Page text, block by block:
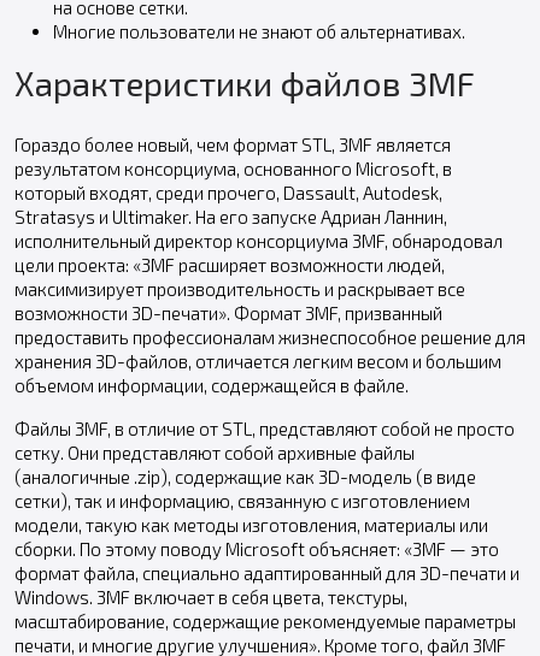
на основе сетки.
Многие пользователи не знают об альтернативах.
Характеристики файлов 3MF
Гораздо более новый, чем формат STL, 3MF является
результатом консорциума, основанного Microsoft, в
который входят, среди прочего, Dassault, Autodesk,
Stratasys и Ultimaker. На его запуске Адриан Ланнин,
исполнительный директор консорциума 3MF, обнародовал
цели проекта: «3MF расширяет возможности людей,
максимизирует производительность и раскрывает все
возможности 3D-печати». Формат 3MF, призванный
предоставить профессионалам жизнеспособное решение для
хранения 3D-файлов, отличается легким весом и большим
объемом информации, содержащейся в файле.
Файлы 3MF, в отличие от STL, представляют собой не просто
сетку. Они представляют собой архивные файлы
(аналогичные .zip), содержащие как 3D-модель (в виде
сетки), так и информацию, связанную с изготовлением
модели, такую как методы изготовления, материалы или
сборки. По этому поводу Microsoft объясняет: «3MF — это
формат файла, специально адаптированный для 3D-печати и
Windows. 3MF включает в себя цвета, текстуры,
масштабирование, содержащие рекомендуемые параметры
печати, и многие другие улучшения». Кроме того, файл 3MF